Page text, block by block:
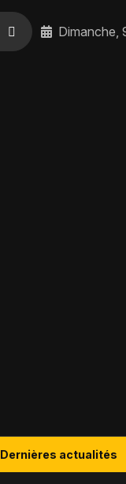
Dimanche,
Dernières actualités